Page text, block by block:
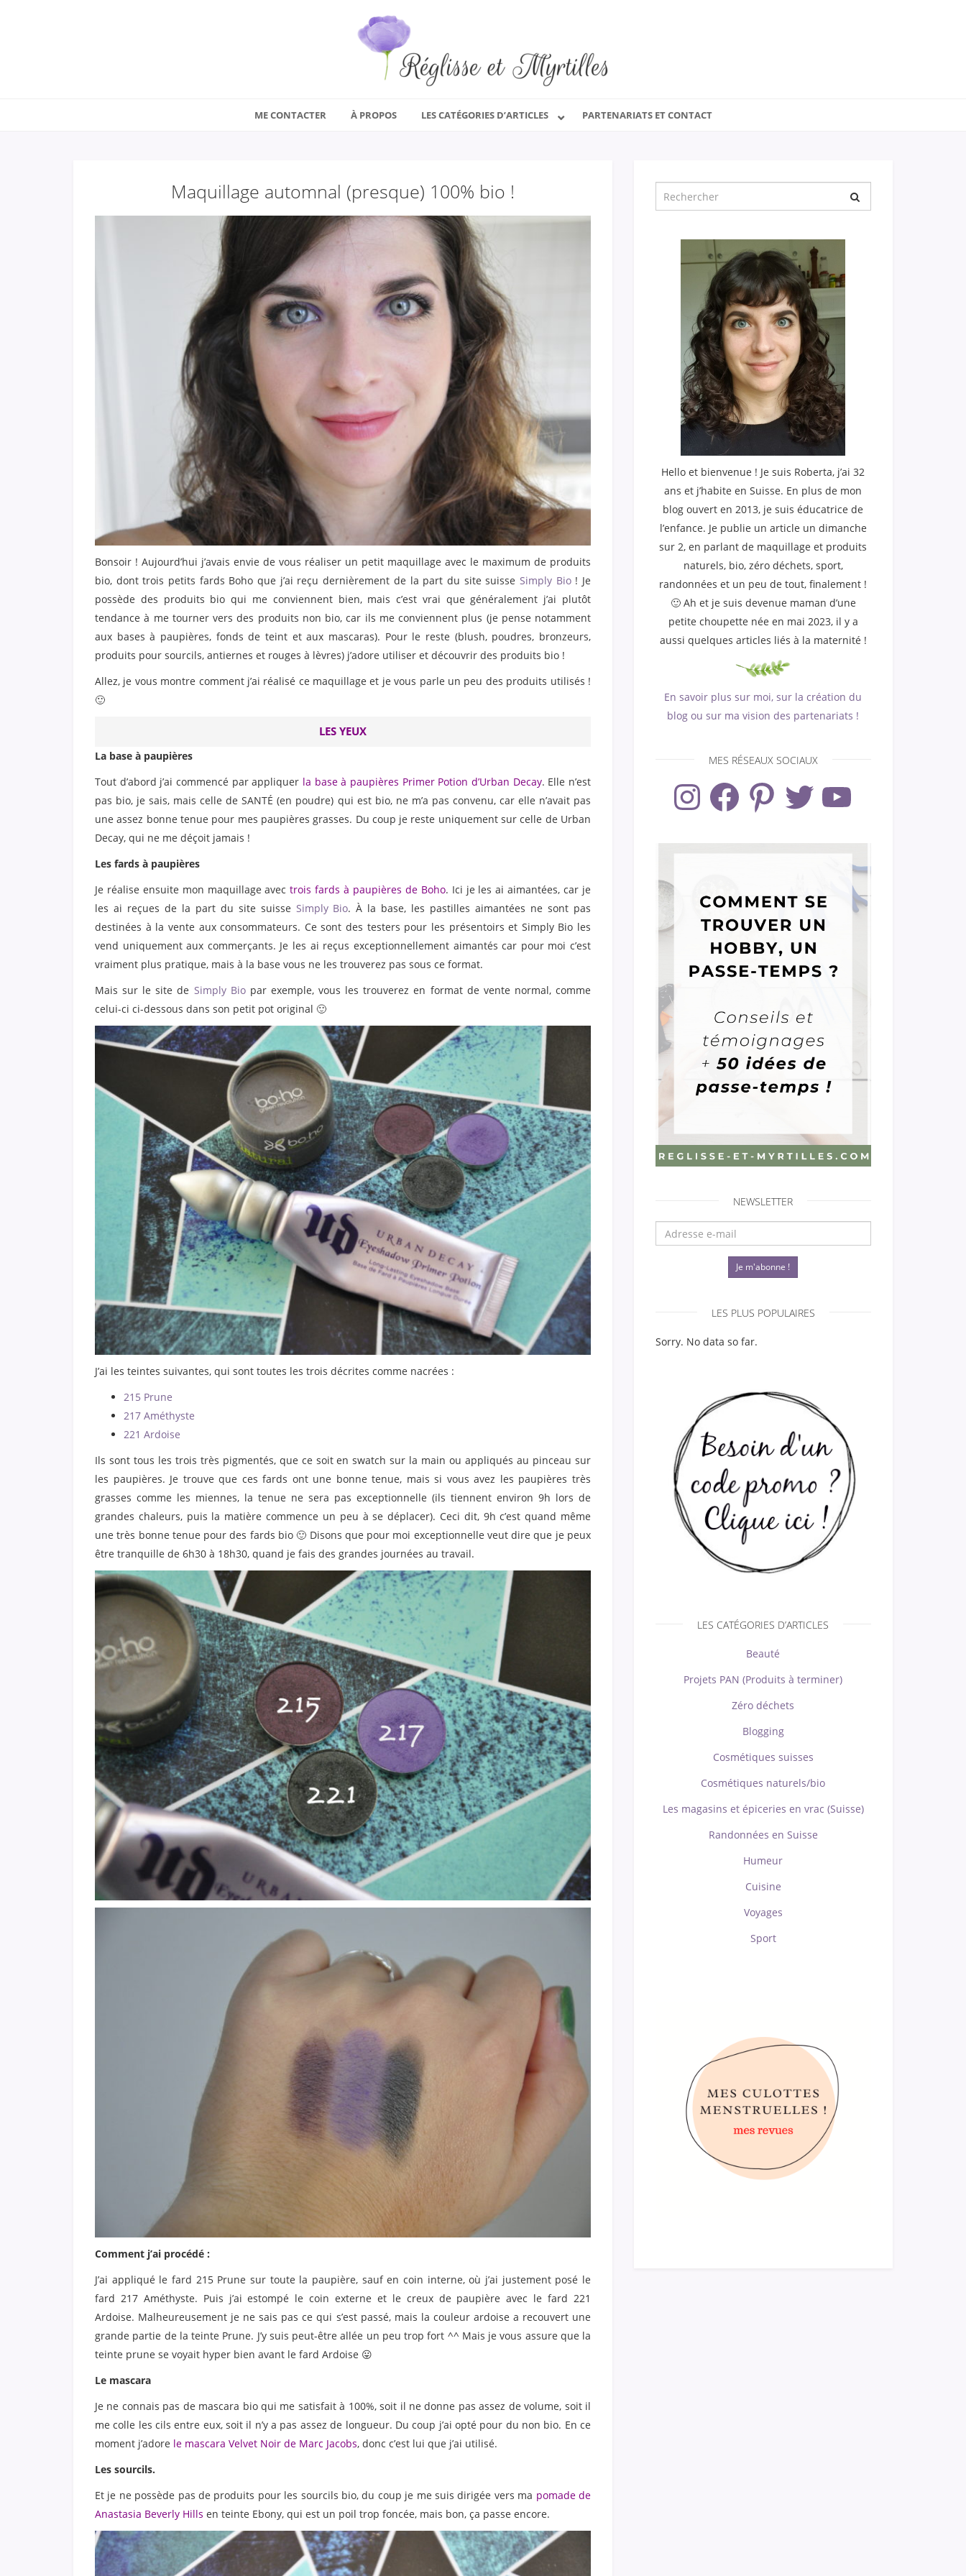
ME CONTACTER À PROPOS LES CATÉGORIES D’ARTICLES PARTENARIATS ET CONTACT
Maquillage automnal (presque) 100% bio !
Bonsoir ! Aujourd’hui j’avais envie de vous réaliser un petit maquillage avec le maximum de produits
bio, dont trois petits fards Boho que j’ai reçu dernièrement de la part du site suisse Simply Bio! Je
possède des produits bio qui me conviennent bien, mais c’est vrai que généralement j’ai plutôt
tendance à me tourner vers des produits non bio, car ils me conviennent plus (je pense notamment
aux bases à paupières, fonds de teint et aux mascaras). Pour le reste (blush, poudres, bronzeurs,
produits pour sourcils, antiernes et rouges à lèvres) j’adore utiliser et découvrir des produits bio !
Allez, je vous montre comment j’ai réalisé ce maquillage et je vous parle un peu des produits utilisés !
🙂
LES YEUX
La base à paupières
Tout d’abord j’ai commencé par appliquer la base à paupières Primer Potion d’Urban Decay. Elle n’est
pas bio, je sais, mais celle de SANTÉ (en poudre) qui est bio, ne m’a pas convenu, car elle n’avait pas
une assez bonne tenue pour mes paupières grasses. Du coup je reste uniquement sur celle de Urban
Decay, qui ne me déçoit jamais !
Les fards à paupières
Je réalise ensuite mon maquillage avectrois fards à paupières de Boho. Ici je les ai aimantées, car je
les ai reçues de la part du site suisse Simply Bio. À la base, les pastilles aimantées ne sont pas
destinées à la vente aux consommateurs. Ce sont des testers pour les présentoirs et Simply Bio les
vend uniquement aux commerçants. Je les ai reçus exceptionnellement aimantés car pour moi c’est
vraiment plus pratique, mais à la base vous ne les trouverez pas sous ce format.
Mais sur le site de Simply Biopar exemple, vous les trouverez en format de vente normal, comme
celui-ci ci-dessous dans son petit pot original 🙂
J’ai les teintes suivantes, qui sont toutes les trois décrites comme nacrées :
215 Prune
217 Améthyste
221 Ardoise
Ils sont tous les trois très pigmentés, que ce soit en swatch sur la main ou appliqués au pinceau sur
les paupières. Je trouve que ces fards ont une bonne tenue, mais si vous avez les paupières très
grasses comme les miennes, la tenue ne sera pas exceptionnelle (ils tiennent environ 9h lors de
grandes chaleurs, puis la matière commence un peu à se déplacer). Ceci dit, 9h c’est quand même
une très bonne tenue pour des fards bio 🙂 Disons que pour moi exceptionnelle veut dire que je peux
être tranquille de 6h30 à 18h30, quand je fais des grandes journées au travail.
Comment j’ai procédé :
J’ai appliqué le fard 215 Prune sur toute la paupière, sauf en coin interne, où j’ai justement posé le
fard 217 Améthyste. Puis j’ai estompé le coin externe et le creux de paupière avec le fard 221
Ardoise. Malheureusement je ne sais pas ce qui s’est passé, mais la couleur ardoise a recouvert une
grande partie de la teinte Prune. J’y suis peut-être allée un peu trop fort ^^ Mais je vous assure que la
teinte prune se voyait hyper bien avant le fard Ardoise 😛
Le mascara
Je ne connais pas de mascara bio qui me satisfait à 100%, soit il ne donne pas assez de volume, soit il
me colle les cils entre eux, soit il n’y a pas assez de longueur. Du coup j’ai opté pour du non bio. En ce
moment j’adore le mascara Velvet Noir de Marc Jacobs, donc c’est lui que j’ai utilisé.
Les sourcils.
Et je ne possède pas de produits pour les sourcils bio, du coup je me suis dirigée vers ma pomade de
Anastasia Beverly Hills en teinte Ebony, qui est un poil trop foncée, mais bon, ça passe encore.
pour
:
Hello et bienvenue ! Je suis Roberta, j’ai 32
ans et j’habite en Suisse. En plus de mon
blog ouvert en 2013, je suis éducatrice de
l’enfance. Je publie un article un dimanche
sur 2, en parlant de maquillage et produits
naturels, bio, zéro déchets, sport,
randonnées et un peu de tout, finalement !
🙂 Ah et je suis devenue maman d’une
petite choupette née en mai 2023, il y a
aussi quelques articles liés à la maternité !
En savoir plus sur moi, sur la création du
blog ou sur ma vision des partenariats !
MES RÉSEAUX SOCIAUX
InstagramFacebook PinterestTwitter YouTube
NEWSLETTER
Je m'abonne !
LES PLUS POPULAIRES
Sorry. No data so far.
LES CATÉGORIES D’ARTICLES
Beauté
Projets PAN (Produits à terminer)
Zéro déchets
Blogging
Cosmétiques suisses
Cosmétiques naturels/bio
Les magasins et épiceries en vrac (Suisse)
Randonnées en Suisse
Humeur
Cuisine
Voyages
Sport